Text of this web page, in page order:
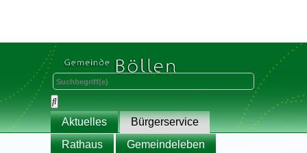
Aktuelles
Bürgerservice
Rathaus
Gemeindeleben